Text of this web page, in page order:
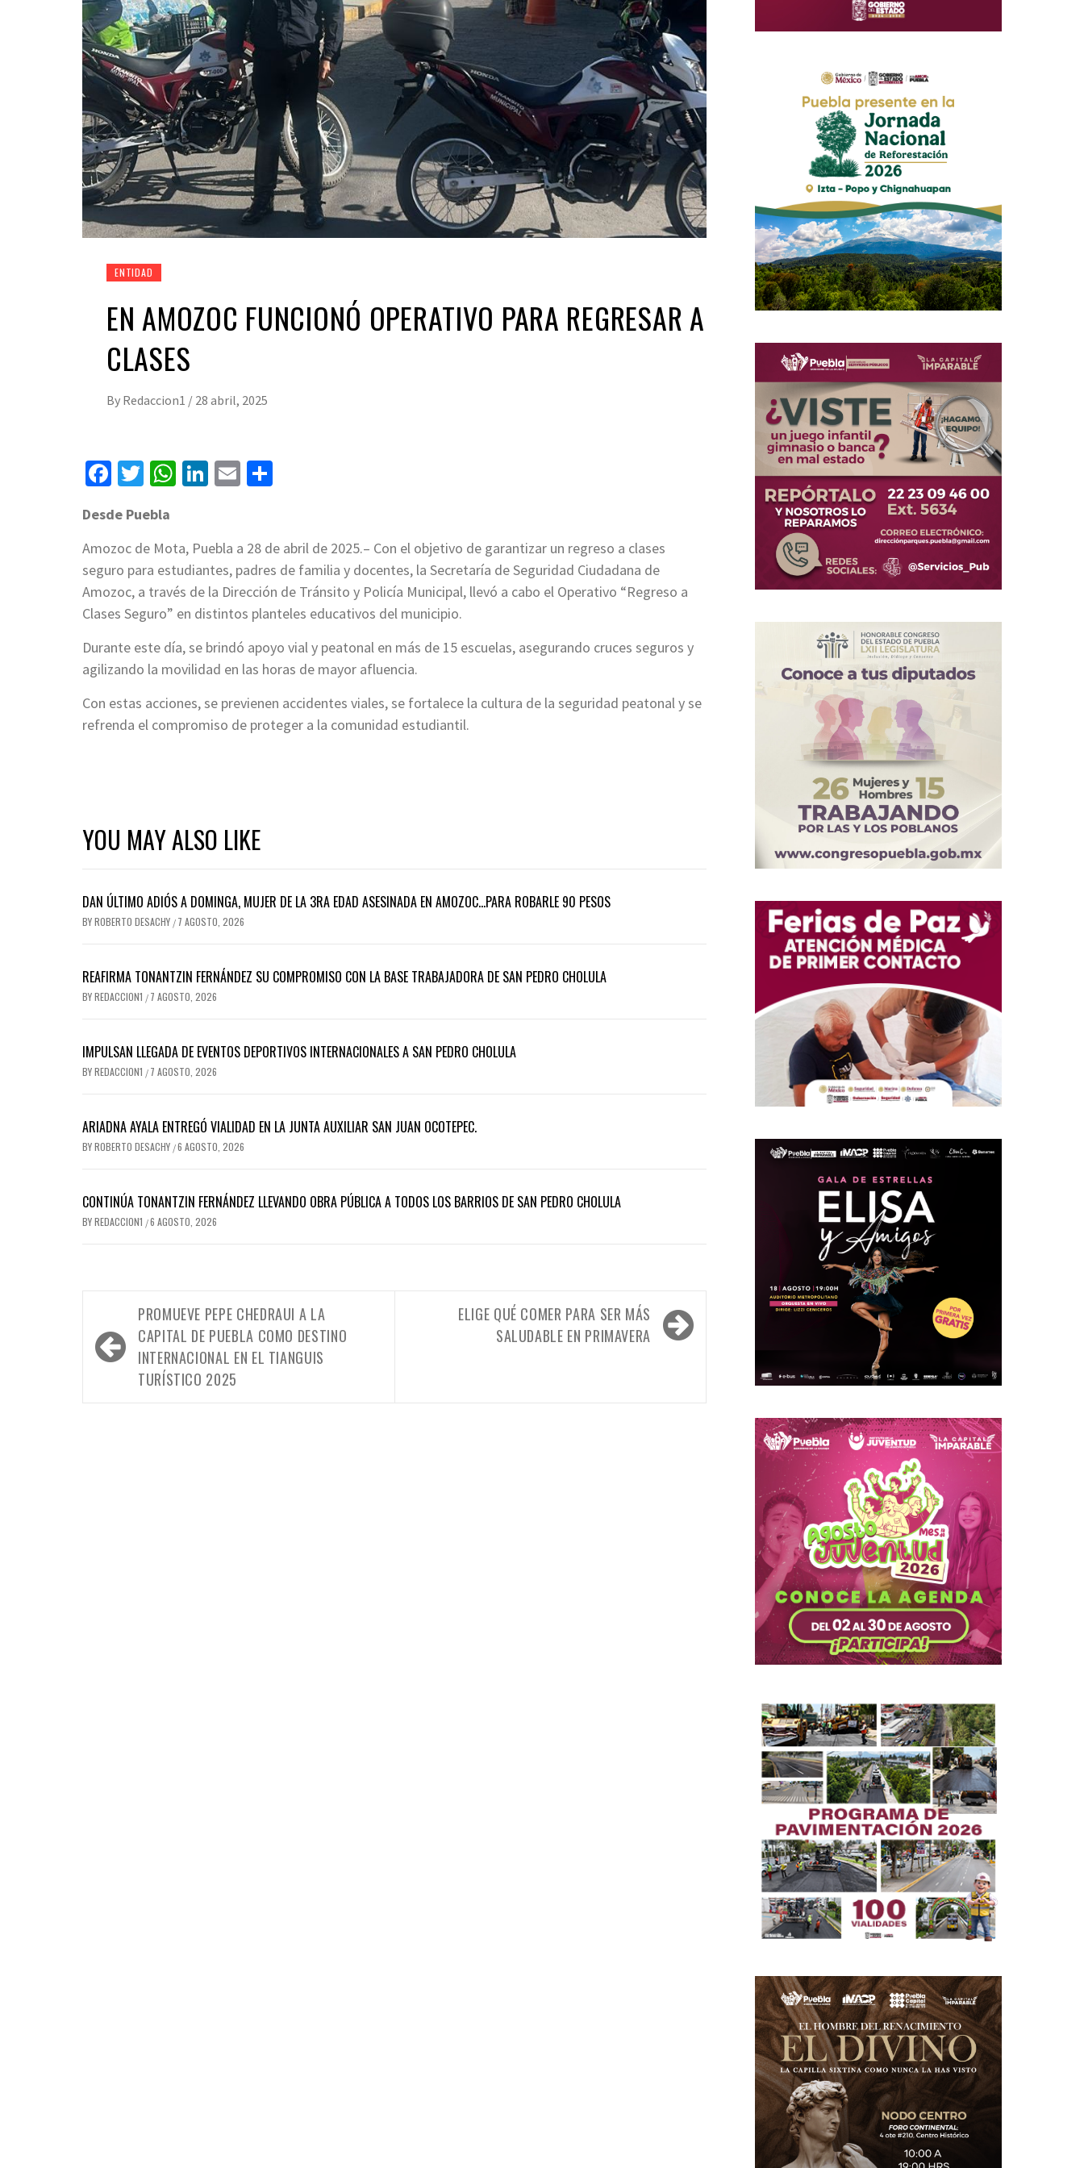
ENTIDAD
EN AMOZOC FUNCIONÓ OPERATIVO PARA REGRESAR A
CLASES
By Redaccion1 / 28 abril, 2025
Facebook
Twitter
WhatsApp
LinkedIn
Email
Desde Puebla
Amozoc de Mota, Puebla a 28 de abril de 2025.– Con el objetivo de garantizar un regreso a clases
seguro para estudiantes, padres de familia y docentes, la Secretaría de Seguridad Ciudadana de
Amozoc, a través de la Dirección de Tránsito y Policía Municipal, llevó a cabo el Operativo “Regreso a
Clases Seguro” en distintos planteles educativos del municipio.
Durante este día, se brindó apoyo vial y peatonal en más de 15 escuelas, asegurando cruces seguros y
agilizando la movilidad en las horas de mayor afluencia.
Con estas acciones, se previenen accidentes viales, se fortalece la cultura de la seguridad peatonal y se
refrenda el compromiso de proteger a la comunidad estudiantil.
YOU MAY ALSO LIKE
DAN ÚLTIMO ADIÓS A DOMINGA, MUJER DE LA 3RA EDAD ASESINADA EN AMOZOC…PARA ROBARLE 90 PESOS
BYROBERTO DESACHY / 7 AGOSTO, 2026
REAFIRMA TONANTZIN FERNÁNDEZ SU COMPROMISO CON LA BASE TRABAJADORA DE SAN PEDRO CHOLULA
BYREDACCION1 / 7 AGOSTO, 2026
IMPULSAN LLEGADA DE EVENTOS DEPORTIVOS INTERNACIONALES A SAN PEDRO CHOLULA
BYREDACCION1 / 7 AGOSTO, 2026
ARIADNA AYALA ENTREGÓ VIALIDAD EN LA JUNTA AUXILIAR SAN JUAN OCOTEPEC.
BYROBERTO DESACHY /6 AGOSTO, 2026
CONTINÚA TONANTZIN FERNÁNDEZ LLEVANDO OBRA PÚBLICA A TODOS LOS BARRIOS DE SAN PEDRO CHOLULA
BYREDACCION1 /6 AGOSTO, 2026
Navegación
de
entradas
PROMUEVE PEPE CHEDRAUI A LA
CAPITAL DE PUEBLA COMO DESTINO
INTERNACIONAL EN EL TIANGUIS
TURÍSTICO 2025
ELIGE QUÉ COMER PARA SER MÁS
SALUDABLE EN PRIMAVERA